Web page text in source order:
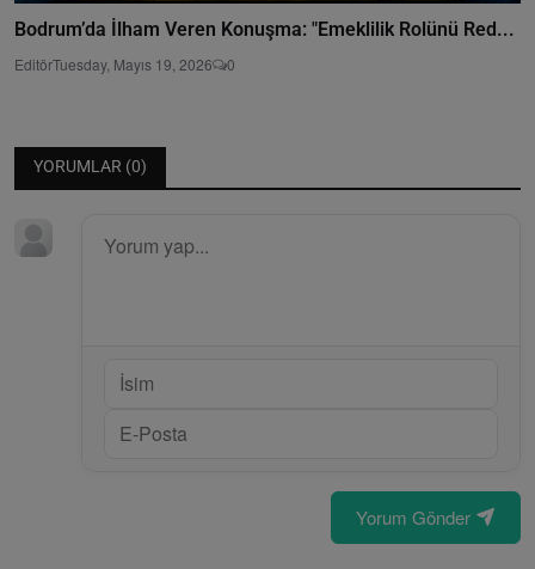
Bodrum’da İlham Veren Konuşma: "Emeklilik Rolünü Red...
EditörTuesday, Mayıs 19, 2026 0
YORUMLAR (0)
Yorum Gönder